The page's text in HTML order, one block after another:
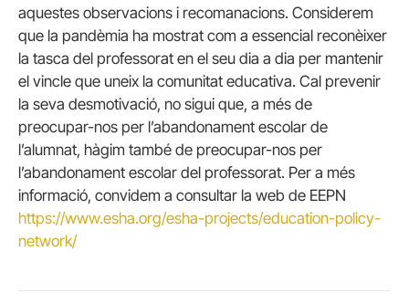
aquestes observacions i recomanacions. Considerem
que la pandèmia ha mostrat com a essencial reconèixer
la tasca del professorat en el seu dia a dia per mantenir
el vincle que uneix la comunitat educativa. Cal prevenir
la seva desmotivació, no sigui que, a més de
preocupar-nos per l’abandonament escolar de
l’alumnat, hàgim també de preocupar-nos per
l’abandonament escolar del professorat. Per a més
informació, convidem a consultar la web de EEPN
https://www.esha.org/esha-projects/education-policy-
network/